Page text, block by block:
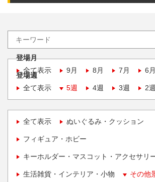
登場月
全て表示
9月 8月 7月 6月
登場週
全て表示
5週 4週 3週 2週
全て表示 ぬいぐるみ・クッション
フィギュア・ホビー
キーホルダー・マスコット・アクセサリ
生活雑貨・インテリア・小物 その他